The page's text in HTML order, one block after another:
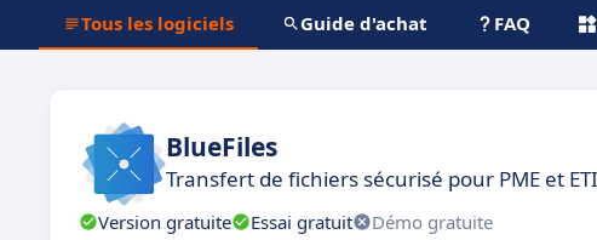
Tous les logiciels Guide d'achat FAQ
BlueFiles
Transfert de fichiers sécurisé pour PME et ETI
Version gratuite Essai gratuit Démo gratuite